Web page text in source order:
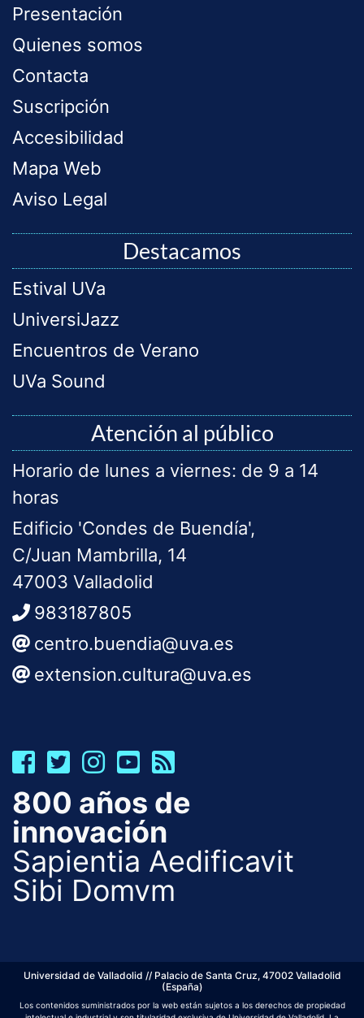
Presentación
Quienes somos
Contacta
Suscripción
Accesibilidad
Mapa Web
Aviso Legal
Destacamos
Estival UVa
UniversiJazz
Encuentros de Verano
UVa Sound
Atención al público
Horario de lunes a viernes: de 9 a 14
horas
Edificio 'Condes de Buendía',
C/Juan Mambrilla, 14
47003 Valladolid
983187805
centro.buendia@uva.es
extension.cultura@uva.es
800 años de
innovación
Sapientia Aedificavit
Sibi Domvm
Universidad de Valladolid // Palacio de Santa Cruz, 47002 Valladolid
(España)
Los contenidos suministrados por la web están sujetos a los derechos de propiedad